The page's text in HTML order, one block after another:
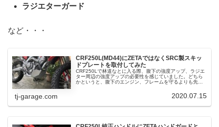
ラジエターガード
など・・・
CRF250L(MD44)にZETAではなくSRC製スキッ
ドプレートを取付してみた
CRF250Lで林道なとに入る際、腹下の強度アップ、ラジエ
ター周辺の強度アップの必要性を感じていました。どちら
かというと、腹下のエンジン、フレームを守るよりも先に
tj-garage.com 2020.07.15